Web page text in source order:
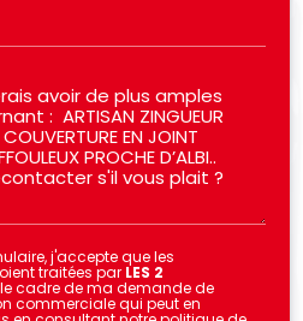
j'accepte que les
traitées par LES 2
cadre de ma demande de
commerciale qui peut en